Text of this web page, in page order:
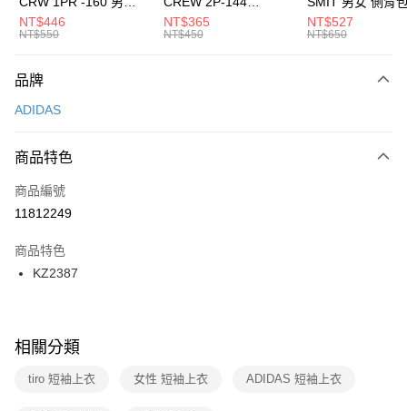
元大商業銀行
台灣樂天信用卡公司
全盈+PAY
AFTEE先享後付
【關於「AFTEE先享後付」】
便利好安心！
３．安心：先確認商品／服務後，再付款。
【「AFTEE先享後付」結帳流程】
１．於結帳方式選擇「AFTEE先享後付」後，將跳轉至「AFTEE先享後付」
２．訂單成立數日內，您將收到繳費通知簡訊。
３．收到繳費通知簡訊後14天內，點擊此簡訊中的連結，可透過四大超商／
ATM／網路銀行／等多元方式進行付款，方視為交易完成。
※ 交易是否成功請以「AFTEE先享後付 」之結帳頁面顯示為準，若有關於
是否繳費成功／繳費後需取消欲退款等相關疑問，請聯繫「AFTEE先享後付
客戶支援中心」
https://netprotections.freshdesk.com/support/home
運送方式
每筆NT$100，滿NT$1,500(含以上)免運費
宅配
每筆NT$100，滿NT$1,500(含以上)免運費
付款後門市自取
每筆NT$100，滿NT$1,500(含以上)免運費
中統襪 FZ3393100
NT$446
NT$550
EMBRDY 男女 短統襪
FZ3073133
NT$365
NT$450
BA5871010
NT$527
NT$650
品牌
ADIDAS
商品特色
商品編號
11812249
商品特色
KZ2387
相關分類
tiro 短袖上衣 女性 短袖上衣 ADIDAS 短袖上衣